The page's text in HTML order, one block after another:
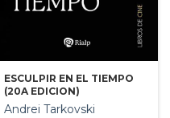
ESCULPIR EN EL TIEMPO
(20A EDICION)
Andrei Tarkovski